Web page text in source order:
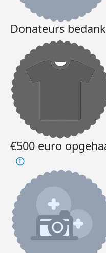
Donateurs
€500 euro